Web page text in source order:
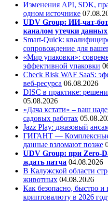
Изменения API, SDK,
одном источнике
UDV Group: ИИ-чат-
каналом утечки данных
Smart-Quick:
сопровождение для
«Мир упаковки»:
эффективной упаковки
Check Risk WAF SaaS:
веб-ресурса 06.08.2026
DISC в практике:
05.08.2026
«Дача кстати» – ваш
садовых работах
Jazz Play: джазовый
ГИГАНТ — Комплексные
данные взломают позже
UDV Group: при Zero-
ждать патча 04.08.2026
В Калужской области
животных 04.08.2026
Как безопасно, быстро и
криптовалюту в 2026